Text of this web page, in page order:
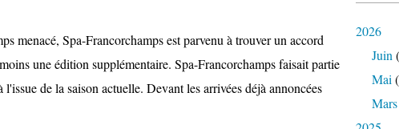
menacé, Spa-Francorchamps est parvenu à trouver un accord
une édition supplémentaire. Spa-Francorchamps faisait partie
l'issue de la saison actuelle. Devant les arrivées déjà annoncées
2026
Juin
Mai
Mars